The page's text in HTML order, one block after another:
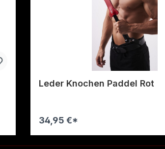
Leder Knochen Paddel Rot
34,95 €*